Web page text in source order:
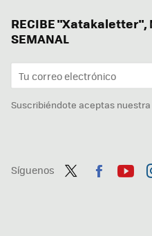
RECIBE "Xatakaletter",
SEMANAL
Suscribiéndote aceptas nuestra
Síguenos